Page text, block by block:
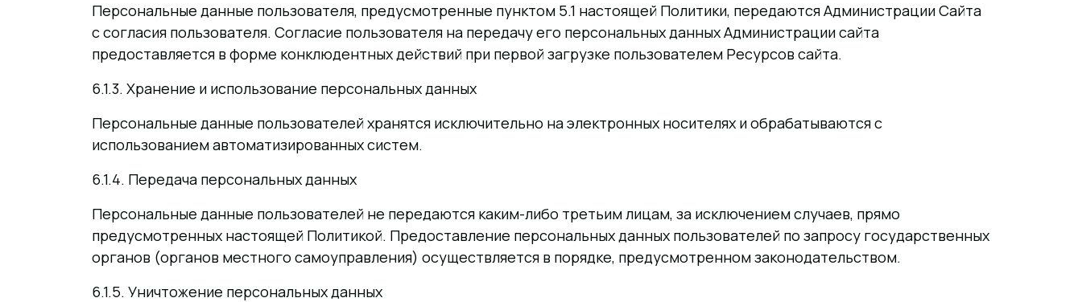
Персональные данные пользователя, предусмотренные пунктом 5.1 настоящей Политики, передаются Администрации Сайта
с согласия пользователя. Согласие пользователя на передачу его персональных данных Администрации сайта
предоставляется в форме конклюдентных действий при первой загрузке пользователем Ресурсов сайта.
6.1.3. Хранение и использование персональных данных
Персональные данные пользователей хранятся исключительно на электронных носителях и обрабатываются с
использованием автоматизированных систем.
6.1.4. Передача персональных данных
Персональные данные пользователей не передаются каким-либо третьим лицам, за исключением случаев, прямо
предусмотренных настоящей Политикой. Предоставление персональных данных пользователей по запросу государственных
органов (органов местного самоуправления) осуществляется в порядке, предусмотренном законодательством.
6.1.5. Уничтожение персональных данных